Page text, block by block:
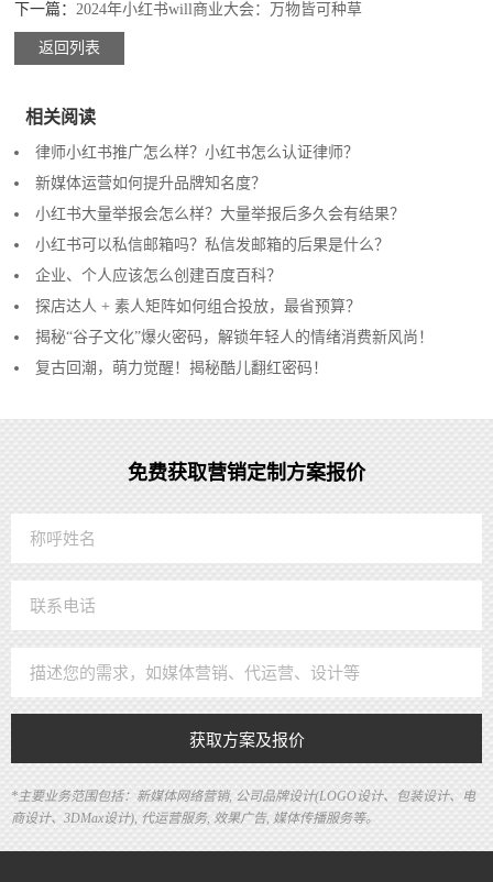
下一篇：2024年小红书will商业大会：万物皆可种草
返回列表
相关阅读
律师小红书推广怎么样？小红书怎么认证律师？
新媒体运营如何提升品牌知名度？
小红书大量举报会怎么样？大量举报后多久会有结果？
小红书可以私信邮箱吗？私信发邮箱的后果是什么？
企业、个人应该怎么创建百度百科？
探店达人 + 素人矩阵如何组合投放，最省预算？
揭秘“谷子文化”爆火密码，解锁年轻人的情绪消费新风尚！
复古回潮，萌力觉醒！揭秘酷儿翻红密码！
免费获取营销定制方案报价
获取方案及报价
*主要业务范围包括：新媒体网络营销, 公司品牌设计(LOGO设计、包装设计、电
商设计、3DMax设计), 代运营服务, 效果广告, 媒体传播服务等。